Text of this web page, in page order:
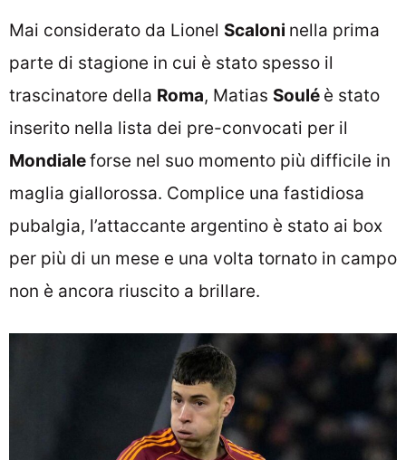
Mai considerato da Lionel Scaloni nella prima
parte di stagione in cui è stato spesso il
trascinatore della Roma, Matias Soulé è stato
inserito nella lista dei pre-convocati per il
Mondialeforse nel suo momento più difficile in
maglia giallorossa. Complice una fastidiosa
pubalgia, l’attaccante argentino è stato ai box
per più di un mese e una volta tornato in campo
non è ancora riuscito a brillare.